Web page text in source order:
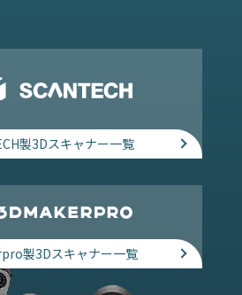
製3Dスキャナー一覧
製3Dスキャナー一覧